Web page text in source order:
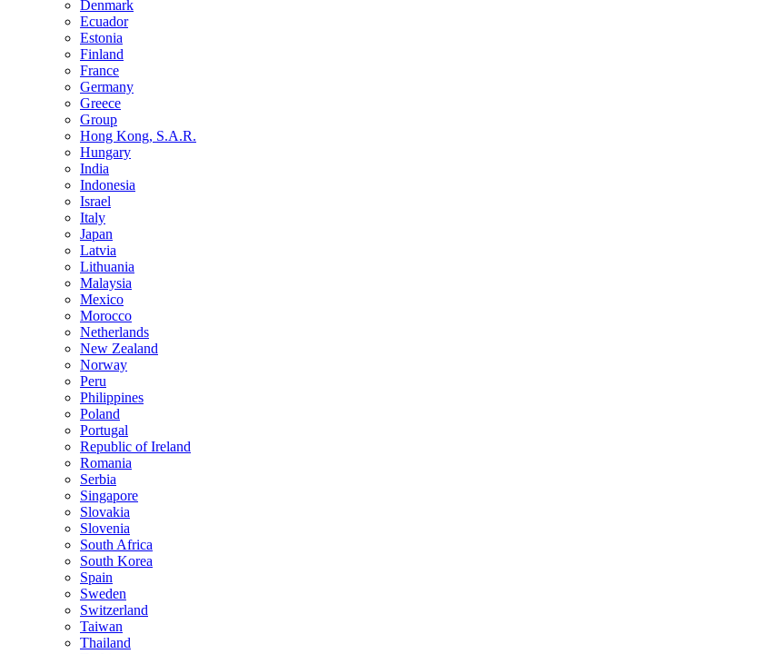
Denmark
Ecuador
Estonia
Finland
France
Germany
Greece
Group
Hong Kong, S.A.R.
Hungary
India
Indonesia
Israel
Italy
Japan
Latvia
Lithuania
Malaysia
Mexico
Morocco
Netherlands
New Zealand
Norway
Peru
Philippines
Poland
Portugal
Republic of Ireland
Romania
Serbia
Singapore
Slovakia
Slovenia
South Africa
South Korea
Spain
Sweden
Switzerland
Taiwan
Thailand